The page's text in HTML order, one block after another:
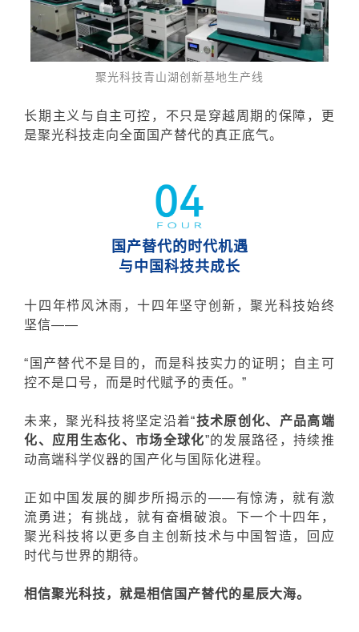
聚光科技青山湖创新基地生产线
长期主义与自主可控，不只是穿越周期的保障，更
是聚光科技走向全面国产替代的真正底气。
国产替代的时代机遇
与中国科技共成长
十四年栉风沐雨，十四年坚守创新，聚光科技始终
坚信——
“国产替代不是目的，而是科技实力的证明；自主可
控不是口号，而是时代赋予的责任。”
未来，聚光科技将坚定沿着“技术原创化、产品高端
化、应用生态化、市场全球化”的发展路径，持续推
动高端科学仪器的国产化与国际化进程。
正如中国发展的脚步所揭示的——有惊涛，就有激
流勇进；有挑战，就有奋楫破浪。下一个十四年，
聚光科技将以更多自主创新技术与中国智造，回应
时代与世界的期待。
相信聚光科技，就是相信国产替代的星辰大海。